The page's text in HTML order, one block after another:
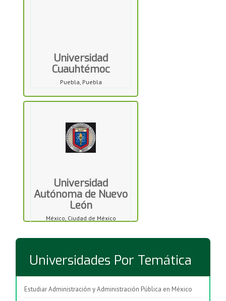
Universidad
Cuauhtémoc
Puebla, Puebla
Universidad
Autónoma de Nuevo
León
México, Ciudad de México
Universidades Por Temática
Estudiar Administración y Administración Pública en México